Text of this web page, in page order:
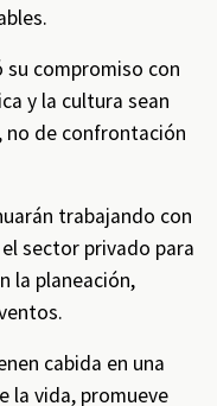
compromiso con
y la cultura sean
no de confrontación
trabajando con
sector privado para
la planeación,
cabida en una
la vida, promueve